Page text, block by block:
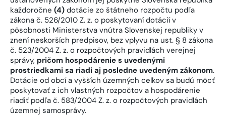
každoročne (4) dotácie zo štátneho rozpočtu podľa
zákona č. 526/2010 Z. z. o poskytovaní dotácií v
pôsobnosti Ministerstva vnútra Slovenskej republiky v
znení neskorších predpisov, bez vplyvu na ust. § 8 zákona
č. 523/2004 Z. z. o rozpočtových pravidlách verejnej
správy, pričom hospodárenie s uvedenými
prostriedkami sa riadi aj posledne uvedeným zákonom.
Dotácie od obcí a vyšších územných celkov sa budú môcť
poskytovať z ich vlastných rozpočtov a hospodárenie
riadiť podľa č. 583/2004 Z. z. o rozpočtových pravidlách
územnej samosprávy.